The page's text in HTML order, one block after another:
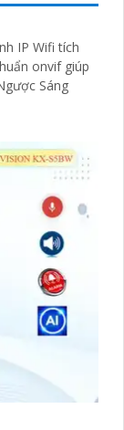
IP Wifi tích
onvif giúp